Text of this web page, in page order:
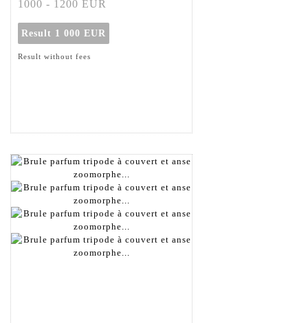
1000 - 1200 EUR
Result 1 000 EUR
Result without fees